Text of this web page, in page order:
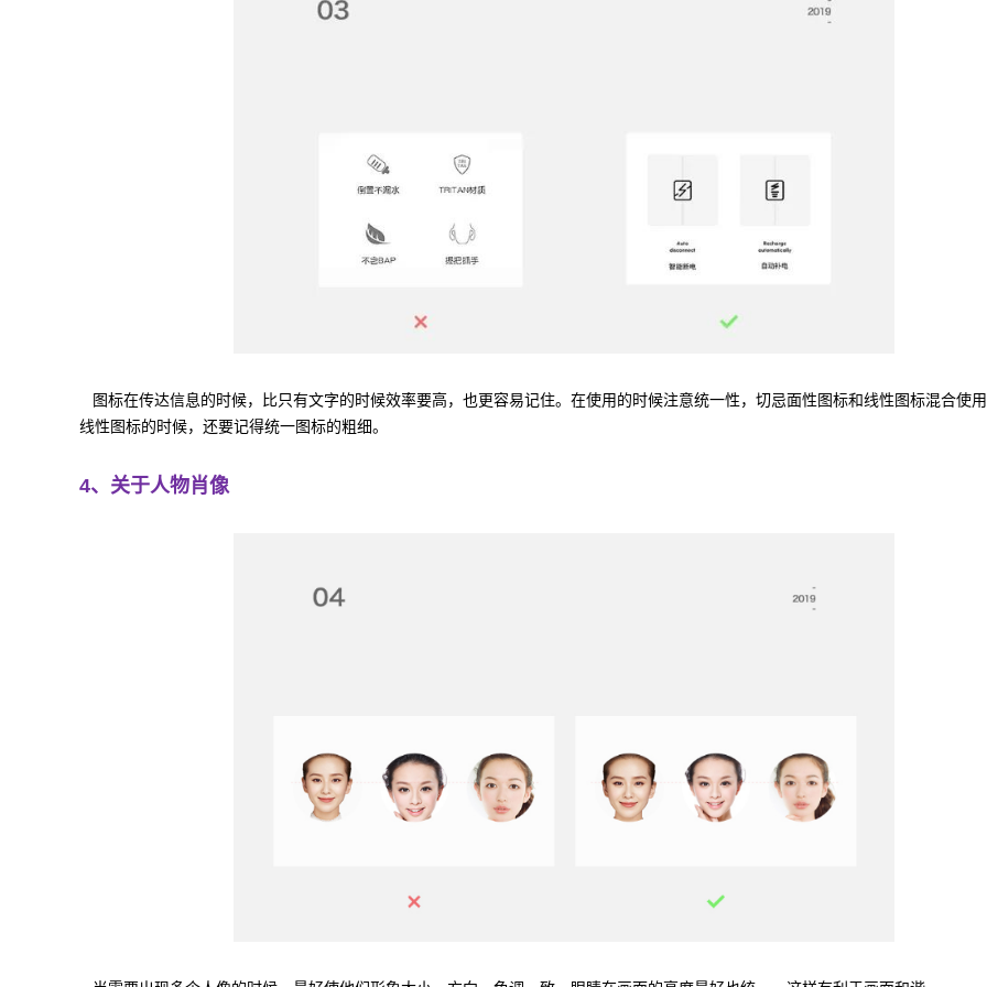
图标在传达信息的时候，比只有文字的时候效率要高，也更容易记住。在使用的时候注意统一性，切忌面性图标和线性图标混合使
线性图标的时候，还要记得统一图标的粗细。
4、关于人物肖像